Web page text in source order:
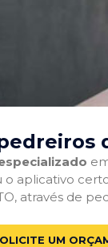
aplicativo
através de
UM